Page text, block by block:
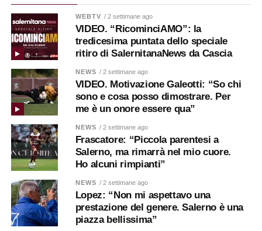
WEBTV / 2 settimane ago
VIDEO. “RicominciAMO”: la
tredicesima puntata dello speciale
ritiro di SalernitanaNews da Cascia
NEWS / 2 settimane ago
VIDEO. Motivazione Galeotti: “So chi
sono e cosa posso dimostrare. Per
me è un onore essere qua”
NEWS / 2 settimane ago
Frascatore: “Piccola parentesi a
Salerno, ma rimarrà nel mio cuore.
Ho alcuni rimpianti”
NEWS / 2 settimane ago
Lopez: “Non mi aspettavo una
prestazione del genere. Salerno è una
piazza bellissima”